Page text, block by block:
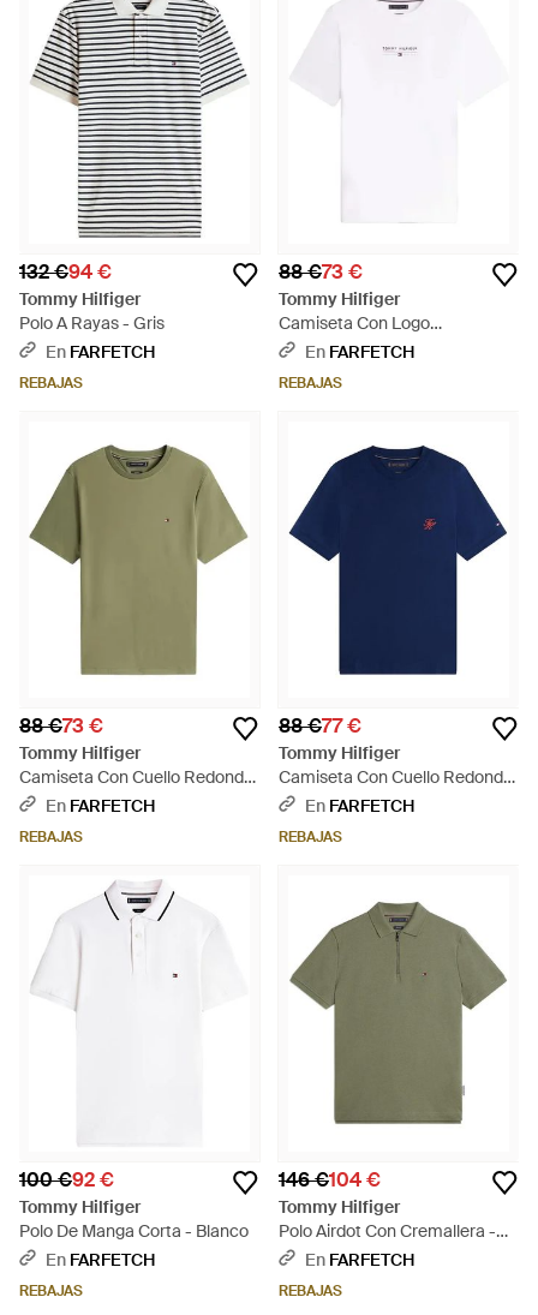
132 €94 €
Tommy Hilfiger
Polo A Rayas - Gris
En FARFETCH
REBAJAS
88 €73 €
Tommy Hilfiger
Camiseta Con Logo
Estampado - Blanco
En FARFETCH
REBAJAS
88 €73 €
Tommy Hilfiger
Camiseta Con Cuello Redondo
- Verde
En FARFETCH
REBAJAS
88 €77 €
Tommy Hilfiger
Camiseta Con Cuello Redondo
- Azul
En FARFETCH
REBAJAS
100 €92 €
Tommy Hilfiger
Polo De Manga Corta - Blanco
En FARFETCH
REBAJAS
146 €104 €
Tommy Hilfiger
Polo Airdot Con Cremallera -
Verde
En FARFETCH
REBAJAS